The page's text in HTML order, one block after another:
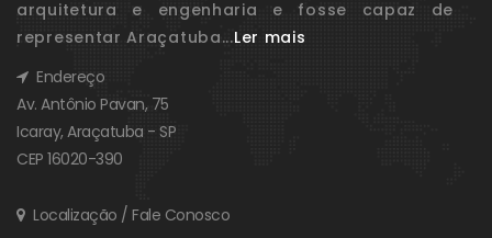
arquitetura e engenharia e fosse capaz de
representar Araçatuba...Ler mais
Endereço
Av. Antônio Pavan, 75
Icaray, Araçatuba - SP
CEP 16020-390
Localização / Fale Conosco